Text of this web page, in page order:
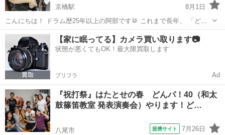
京橋駅
8月1日
こんにちは！ ドラム歴25年以上の阿部です🥁 これまで長年、 「どう
すればカッコよく叩けるのか？」 「どうすれば『上手い！』と言って
もらえるのか？」 「ライブで緊張せず、気持ちよく演奏できるの
か？」 そんなことをずっと...
大阪 大阪市 京橋駅 ドラム レッスン
【家に眠ってる】カメラ買い取ります📷
状態が悪くてもOK！最大限買取します
プリフラ Ad
『祝打祭』はたとせの春 どんパ！40（和太
鼓篠笛教室 発表演奏会）やります！ど…
八尾市 提携サイト 7月26日